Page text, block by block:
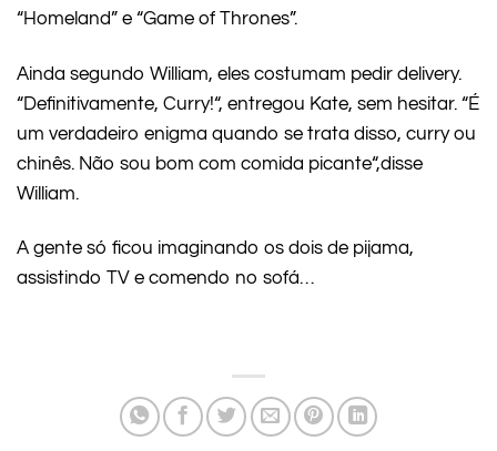
“Homeland” e “Game of Thrones”.
Ainda segundo William, eles costumam pedir delivery.
“Definitivamente, Curry!“, entregou Kate, sem hesitar. “É
um verdadeiro enigma quando se trata disso, curry ou
chinês. Não sou bom com comida picante“,disse
William.
A gente só ficou imaginando os dois de pijama,
assistindo TV e comendo no sofá…